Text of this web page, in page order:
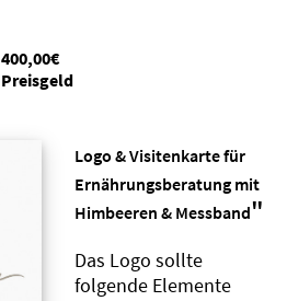
400,00€
Preisgeld
Logo & Visitenkarte für
Ernährungsberatung mit
Himbeeren & Messband"
Das Logo sollte
folgende Elemente